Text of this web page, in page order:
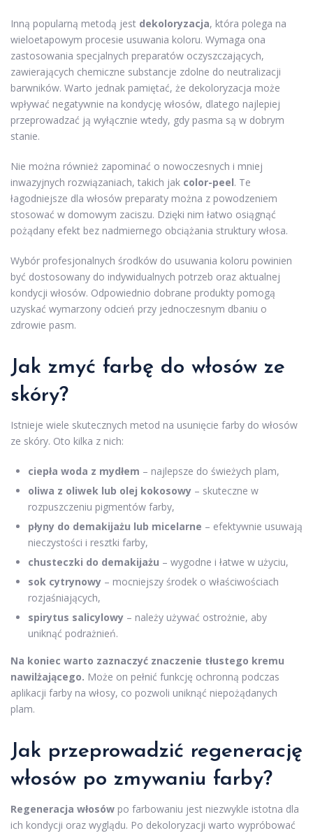
Inną popularną metodą jest dekoloryzacja, która polega na
wieloetapowym procesie usuwania koloru. Wymaga ona
zastosowania specjalnych preparatów oczyszczających,
zawierających chemiczne substancje zdolne do neutralizacji
barwników. Warto jednak pamiętać, że dekoloryzacja może
wpływać negatywnie na kondycję włosów, dlatego najlepiej
przeprowadzać ją wyłącznie wtedy, gdy pasma są w dobrym
stanie.
Nie można również zapominać o nowoczesnych i mniej
inwazyjnych rozwiązaniach, takich jak color-peel. Te
łagodniejsze dla włosów preparaty można z powodzeniem
stosować w domowym zaciszu. Dzięki nim łatwo osiągnąć
pożądany efekt bez nadmiernego obciążania struktury włosa.
Wybór profesjonalnych środków do usuwania koloru powinien
być dostosowany do indywidualnych potrzeb oraz aktualnej
kondycji włosów. Odpowiednio dobrane produkty pomogą
uzyskać wymarzony odcień przy jednoczesnym dbaniu o
zdrowie pasm.
Jak zmyć farbę do włosów ze
skóry?
Istnieje wiele skutecznych metod na usunięcie farby do włosów
ze skóry. Oto kilka z nich:
ciepła woda z mydłem – najlepsze do świeżych plam,
oliwa z oliwek lub olej kokosowy – skuteczne w
rozpuszczeniu pigmentów farby,
płyny do demakijażu lub micelarne – efektywnie usuwają
nieczystości i resztki farby,
chusteczki do demakijażu – wygodne i łatwe w użyciu,
sok cytrynowy – mocniejszy środek o właściwościach
rozjaśniających,
spirytus salicylowy – należy używać ostrożnie, aby
uniknąć podrażnień.
Na koniec warto zaznaczyć znaczenie tłustego kremu
nawilżającego. Może on pełnić funkcję ochronną podczas
aplikacji farby na włosy, co pozwoli uniknąć niepożądanych
plam.
Jak przeprowadzić regenerację
włosów po zmywaniu farby?
Regeneracja włosów po farbowaniu jest niezwykle istotna dla
ich kondycji oraz wyglądu. Po dekoloryzacji warto wypróbować